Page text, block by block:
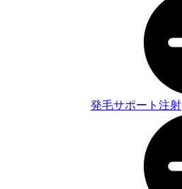
発毛サポート注射